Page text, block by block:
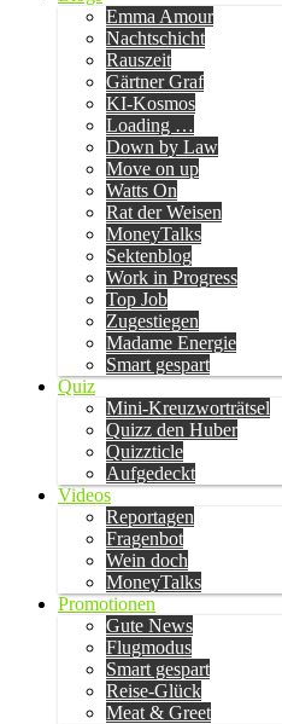
Emma Amour
Nachtschicht
Rauszeit
Gärtner Graf
KI-Kosmos
Loading …
Down by Law
Move on up
Watts On
Rat der Weisen
MoneyTalks
Sektenblog
Work in Progress
Top Job
Zugestiegen
Madame Energie
Smart gespart
Quiz
Mini-Kreuzworträtsel
Quizz den Huber
Quizzticle
Aufgedeckt
Videos
Reportagen
Fragenbot
Wein doch
MoneyTalks
Promotionen
Gute News
Flugmodus
Smart gespart
Reise-Glück
Meat & Greet